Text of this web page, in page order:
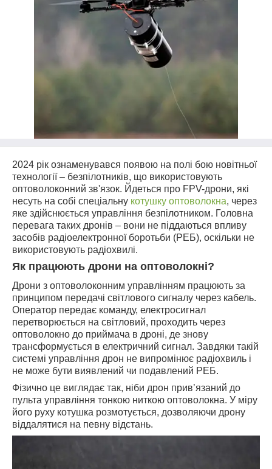
2024 рік ознаменувався появою на полі бою новітньої
технології – безпілотників, що використовують
оптоволоконний зв'язок. Йдеться про FPV-дрони, які
несуть на собі спеціальну котушку оптоволокна, через
яке здійснюється управління безпілотником. Головна
перевага таких дронів – вони не піддаються впливу
засобів радіоелектронної боротьби (РЕБ), оскільки не
використовують радіохвилі.
Як працюють дрони на оптоволокні?
Дрони з оптоволоконним управлінням працюють за
принципом передачі світлового сигналу через кабель.
Оператор передає команду, електросигнал
перетворюється на світловий, проходить через
оптоволокно до приймача в дроні, де знову
трансформується в електричний сигнал. Завдяки такій
системі управління дрон не випромінює радіохвиль і
не може бути виявлений чи подавлений РЕБ.
Фізично це виглядає так, ніби дрон прив’язаний до
пульта управління тонкою ниткою оптоволокна. У міру
його руху котушка розмотується, дозволяючи дрону
віддалятися на певну відстань.